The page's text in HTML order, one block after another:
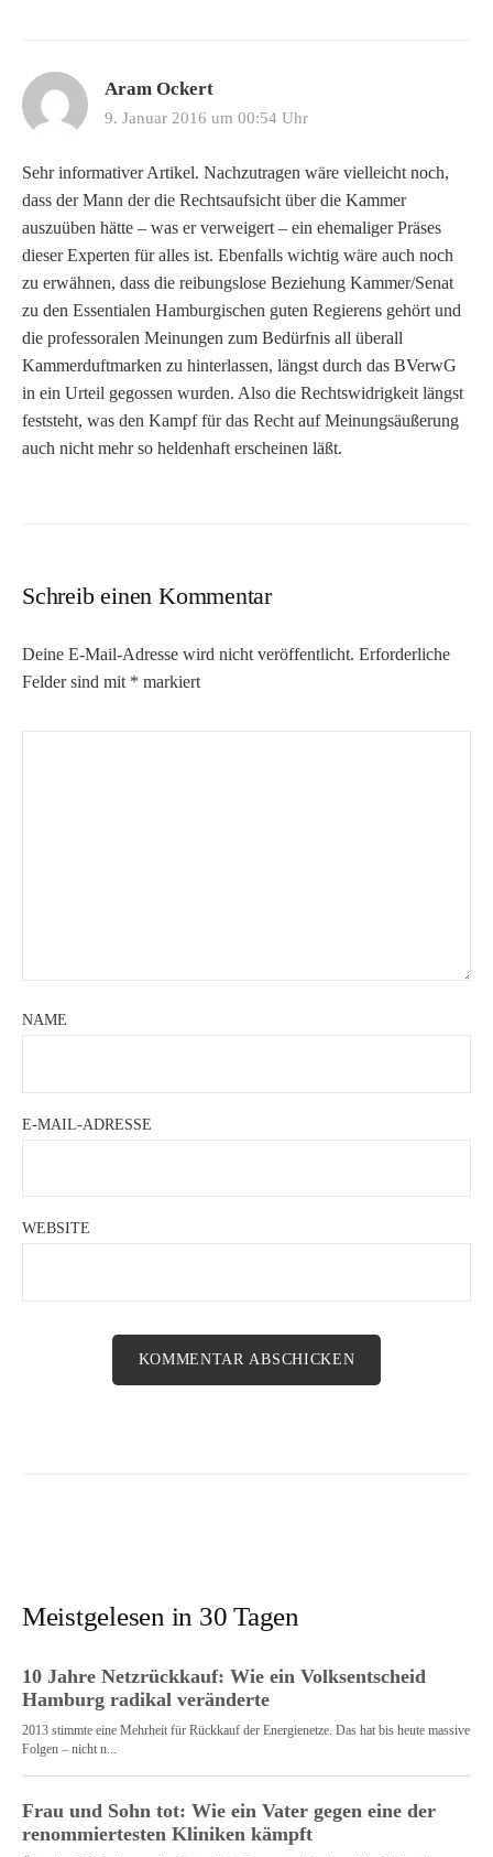
Aram Ockert
9. Januar 2016 um 00:54 Uhr
Sehr informativer Artikel. Nachzutragen wäre vielleicht noch,
dass der Mann der die Rechtsaufsicht über die Kammer
auszuüben hätte – was er verweigert – ein ehemaliger Präses
dieser Experten für alles ist. Ebenfalls wichtig wäre auch noch
zu erwähnen, dass die reibungslose Beziehung Kammer/Senat
zu den Essentialen Hamburgischen guten Regierens gehört und
die professoralen Meinungen zum Bedürfnis all überall
Kammerduftmarken zu hinterlassen, längst durch das BVerwG
in ein Urteil gegossen wurden. Also die Rechtswidrigkeit längst
feststeht, was den Kampf für das Recht auf Meinungsäußerung
auch nicht mehr so heldenhaft erscheinen läßt.
Schreib einen Kommentar
Deine E-Mail-Adresse wird nicht veröffentlicht. Erforderliche
Felder sind mit * markiert
NAME
E-MAIL-ADRESSE
WEBSITE
Meistgelesen in 30 Tagen